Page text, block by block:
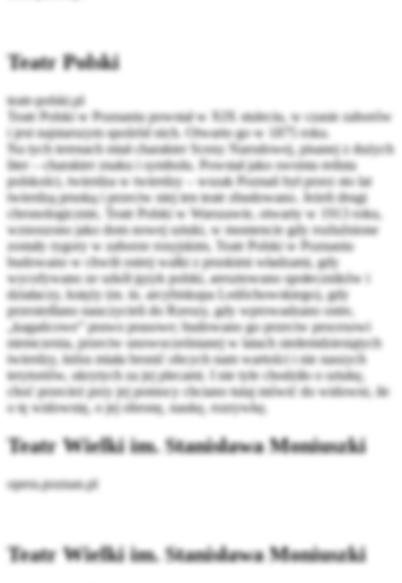
Teatr Polski
teatr-polski.pl
Teatr Polski w Poznaniu powstał w XIX stuleciu, w czasie zaborów
i jest najstarszym spośród nich. Otwarto go w 1875 roku.
Na tych terenach miał charakter Sceny Narodowej, pisanej z dużych
liter – charakter znaku i symbolu. Powstał jako swoista reduta
polskości, twierdza w twierdzy – wszak Poznań był przez sto lat
twierdzą pruską i przeciw niej ten teatr zbudowano. Jeżeli drugi
chronologicznie, Teatr Polski w Warszawie, otwarty w 1913 roku,
wznoszono jako dom nowej sztuki, w momencie gdy rozluźnione
zostały rygory w zaborze rosyjskim, Teatr Polski w Poznaniu
budowano w chwili ostrej walki z pruskimi władzami, gdy
wycofywano ze szkół język polski, aresztowano społeczników i
działaczy, księży (m. in. arcybiskupa Ledóchowskiego), gdy
przesiedlano nauczycieli do Rzeszy, gdy wprowadzano ostre,
„kagańcowe” prawo prasowe; budowano go przeciw procesowi
niemczenia, przeciw unowocześnianej w latach siedemdziesiątych
twierdzy, która miała bronić obcych nam wartości i nie naszych
terytoriów, ukrytych za jej plecami. I nie tyle chodziło o sztukę,
choć przecież przy jej pomocy chciano tutaj mówić do widowni, ile
o tę widownię, o jej obronę, naukę, rozrywkę.
Teatr Wielki im. Stanisława Moniuszki
opera.poznan.pl
Teatr Wielki im. Stanisława Moniuszki